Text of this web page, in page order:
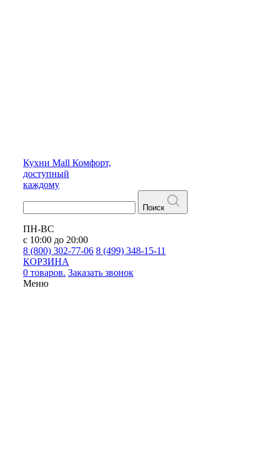
Кухни Mall Комфорт,
доступный
каждому
Поиск
ПН-ВС
с 10:00 до 20:00
8 (800) 302-77-06 8 (499) 348-15-11
КОРЗИНА
0 товаров. Заказать звонок
Меню